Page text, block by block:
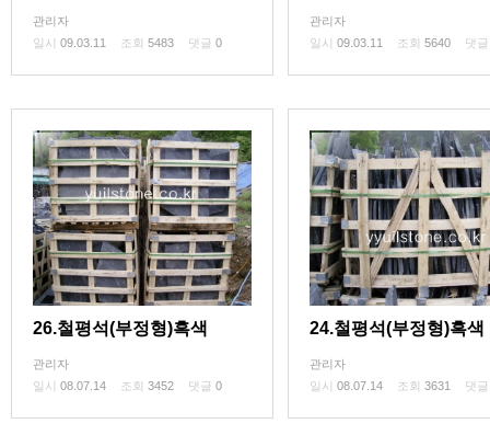
014
관리자
일시 09.03.11 조회 5483 댓글 0
018
관리자
일시 09.03.11 조회 5640 댓
26.철평석(부정형)흑색
관리자
일시 08.07.14 조회 3452 댓글 0
24.철평석(부정형)흑색
관리자
일시 08.07.14 조회 3631 댓